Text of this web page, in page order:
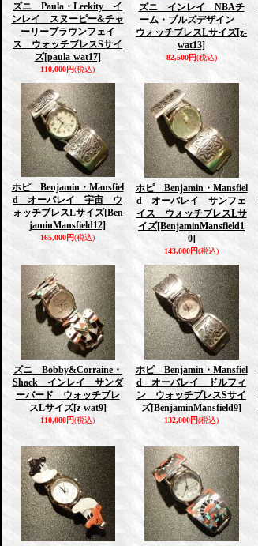
ズニ Paula・Leekity イ
ンレイ スヌーピー&チャ
ーリーブラウンフェイ
ス ウォッチブレスSサイ
ズ[paula-wat17]
110,000円(税込)
ズニ インレイ NBAチ
ーム・ブルズデザイン
ウォッチブレスLサイズ[z-
wat13]
82,500円(税込)
ホピ Benjamin・Mansfiel
d オーバレイ 宇宙 ウ
ォッチブレスLサイズ[Ben
jaminMansfield12]
165,000円(税込)
ホピ Benjamin・Mansfiel
d オーバレイ サンフェ
イス ウォッチブレスLサ
イズ[BenjaminMansfield1
0]
143,000円(税込)
ズニ Bobby&Corraine・
Shack インレイ サンダ
ーバード ウォッチブレ
スLサイズ[z-wat9]
110,000円(税込)
ホピ Benjamin・Mansfiel
d オーバレイ ドルフィ
ン ウォッチブレスSサイ
ズ[BenjaminMansfield9]
132,000円(税込)